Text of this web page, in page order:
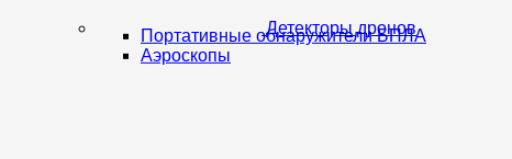
Детекторы дронов
Портативные обнаружители БПЛА
Аэроскопы